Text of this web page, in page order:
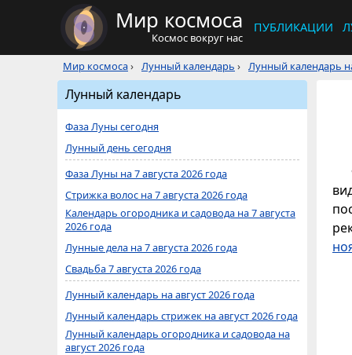
Мир космоса
Космос вокруг нас
ПУБЛИКАЦИИ
Мир космоса› Лунный календарь › Лунный календарь
Лунный календарь
Фаза Луны сегодня
Лунный день сегодня
Фаза Луны на 7 августа 2026 года
Стрижка волос на 7 августа 2026 года
Календарь огородника и садовода на 7 августа
2026 года
Лунные дела на 7 августа 2026 года
Свадьба 7 августа 2026 года
Лунный календарь на август 2026 года
Лунный календарь стрижек на август 2026 года
Лунный календарь огородника и садовода на
август 2026 года